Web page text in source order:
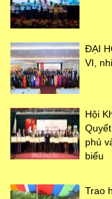
ĐẠI
VI,
Hội
phủ
biểu
Trao